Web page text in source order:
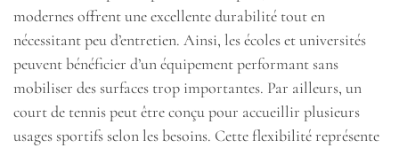
modernes offrent une excellente durabilité tout en
nécessitant peu d’entretien. Ainsi, les écoles et universités
peuvent bénéficier d’un équipement performant sans
mobiliser des surfaces trop importantes. Par ailleurs, un
court de tennis peut être conçu pour accueillir plusieurs
usages sportifs selon les besoins. Cette flexibilité représente